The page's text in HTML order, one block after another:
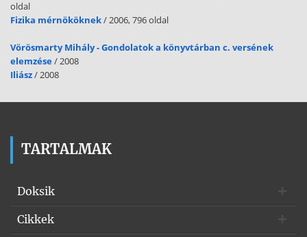
oldal
Fizika mérnököknek/ 2006, 796 oldal
Vörösmarty Mihály - Gondolatok a könyvtárban c. versének
elemzése/ 2008
Iliász/ 2008
TARTALMAK
Doksik
Cikkek